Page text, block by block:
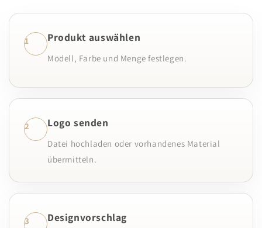
1 Produkt auswählen
Modell, Farbe und Menge festlegen.
2 Logo senden
Datei hochladen oder vorhandenes Material
übermitteln.
3 Designvorschlag